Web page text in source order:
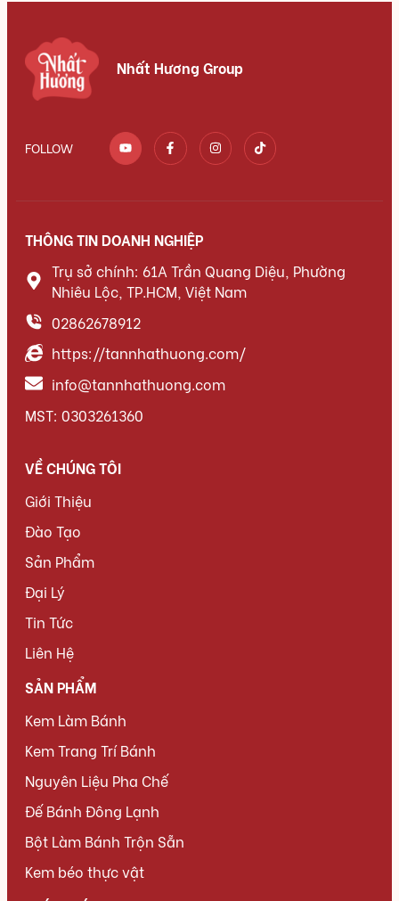
Nhất Hương Group
FOLLOW
THÔNG TIN DOANH NGHIỆP
Trụ sở chính: 61A Trần Quang Diệu, Phường
Nhiêu Lộc, TP.HCM, Việt Nam
02862678912
https://tannhathuong.com/
info@tannhathuong.com
MST: 0303261360
VỀ CHÚNG TÔI
Giới Thiệu
Đào Tạo
Sản Phẩm
Đại Lý
Tin Tức
Liên Hệ
SẢN PHẨM
Kem Làm Bánh
Kem Trang Trí Bánh
Nguyên Liệu Pha Chế
Đế Bánh Đông Lạnh
Bột Làm Bánh Trộn Sẵn
Kem béo thực vật